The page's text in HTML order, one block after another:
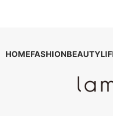
HOMEFASHIONBEAUTY